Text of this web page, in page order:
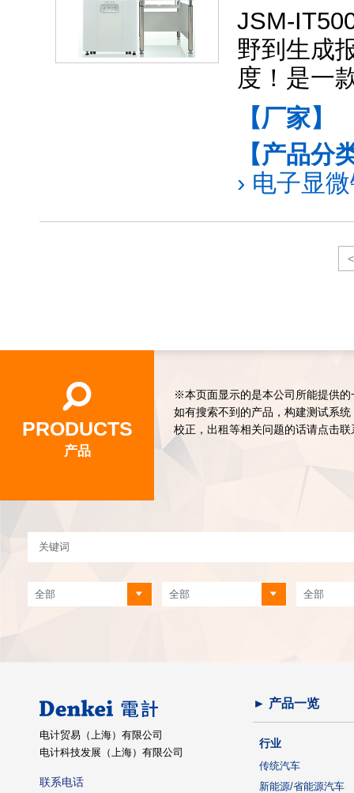
JSM-
野到生成
度！是一
【厂家】
【产品分
› 电子显
<
PRODUCTS
产品
※本页面显示的是本公司所能提供的
如有搜索不到的产品，构建测试系
校正，出租等相关问题的话请点击联
电计贸易（上海）有限公司
电计科技发展（上海）有限公司
联系电话
► 产品一览
行业
传统汽车
新能源/省能源汽车